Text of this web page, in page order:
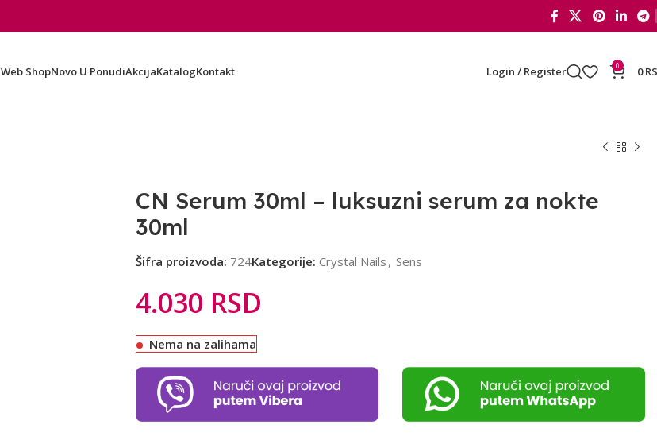
Web ShopNovo U PonudiAkcijaKatalogKontakt Login / Register 0 0
CN Serum 30ml – luksuzni serum za nokte
30ml
Šifra proizvoda: 724Kategorije: Crystal Nails , Sens
4.030 RSD
Nema na zalihama